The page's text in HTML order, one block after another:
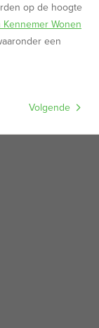
op de hoogte
Wonen
een
Volgende